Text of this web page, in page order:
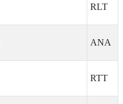
RLT
ANA
RTT